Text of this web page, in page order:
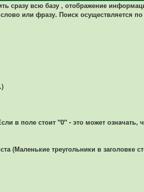
сразу всю базу , отображение
или фразу. Поиск осуществляется
в поле стоит "0" - это может означать,
(Маленькие треугольники в заголовке